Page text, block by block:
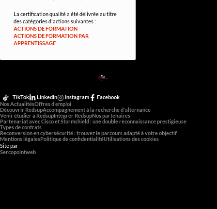
La certification qualité a été délivrée au titre
des catégories d'actions suivantes :
ACTIONS DE FORMATION
ACTIONS DE FORMATION PAR
APPRENTISSAGE
SUP
RED
TikTok LinkedIn Instagram
Facebook
Nos ActualitésOffres d'emploi
Découvrir RedsupAccompagnement à la recherche d'alternance
Venir étudier à RedsupIntégrer RedsupNos partenaires
Partenariat avec Cisco et Stormshield : une double reconnaissance prestigieuse
Types de contrats
Reconversion en cybersécurité : trouvez le parcours adapté à votre objectif
Mentions légalesPolitique de confidentialitéUtilisations des cookies
Site par
Sercopointweb